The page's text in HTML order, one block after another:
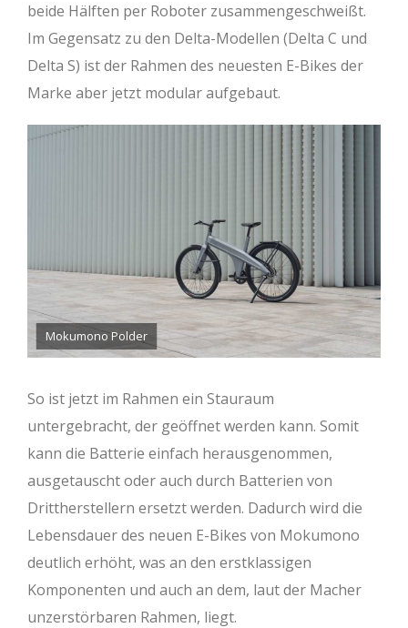
beide Hälften per Roboter zusammengeschweißt.
Im Gegensatz zu den Delta-Modellen (Delta C und
Delta S) ist der Rahmen des neuesten E-Bikes der
Marke aber jetzt modular aufgebaut.
Mokumono Polder
So ist jetzt im Rahmen ein Stauraum
untergebracht, der geöffnet werden kann. Somit
kann die Batterie einfach herausgenommen,
ausgetauscht oder auch durch Batterien von
Drittherstellern ersetzt werden. Dadurch wird die
Lebensdauer des neuen E-Bikes von Mokumono
deutlich erhöht, was an den erstklassigen
Komponenten und auch an dem, laut der Macher
unzerstörbaren Rahmen, liegt.